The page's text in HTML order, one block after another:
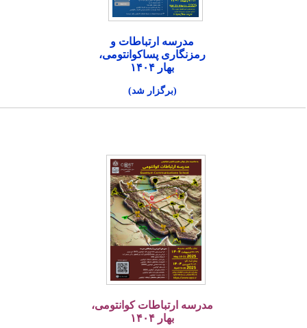
مدرسه ارتباطات و
رمزنگاری پساکوانتومی،
بهار ۱۴۰۴
(برگزار شد)
مدرسه ارتباطات کوانتومی،
بهار ۱۴۰۴